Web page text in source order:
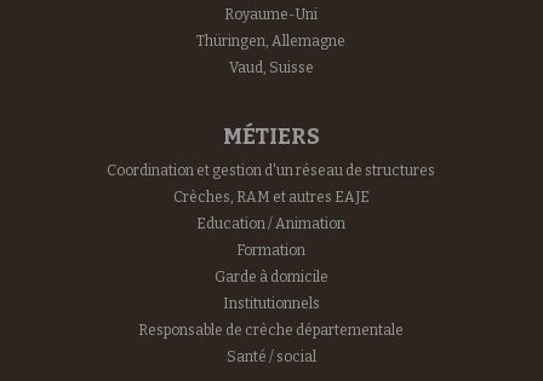
Royaume-Uni
Thüringen, Allemagne
Vaud, Suisse
MÉTIERS
Coordination et gestion d'un réseau de structures
Crèches, RAM et autres EAJE
Education / Animation
Formation
Garde à domicile
Institutionnels
Responsable de crèche départementale
Santé / social